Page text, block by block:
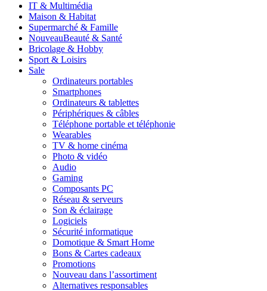
IT & Multimédia
Maison & Habitat
Supermarché & Famille
NouveauBeauté & Santé
Bricolage & Hobby
Sport & Loisirs
Sale
Ordinateurs portables
Smartphones
Ordinateurs & tablettes
Périphériques & câbles
Téléphone portable et téléphonie
Wearables
TV & home cinéma
Photo & vidéo
Audio
Gaming
Composants PC
Réseau & serveurs
Son & éclairage
Logiciels
Sécurité informatique
Domotique & Smart Home
Bons & Cartes cadeaux
Promotions
Nouveau dans l’assortiment
Alternatives responsables